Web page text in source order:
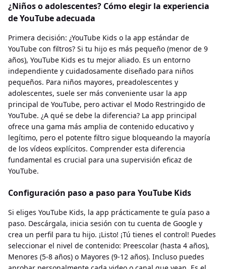
¿Niños o adolescentes? Cómo elegir la experiencia
de YouTube adecuada
Primera decisión: ¿YouTube Kids o la app estándar de
YouTube con filtros? Si tu hijo es más pequeño (menor de 9
años), YouTube Kids es tu mejor aliado. Es un entorno
independiente y cuidadosamente diseñado para niños
pequeños. Para niños mayores, preadolescentes y
adolescentes, suele ser más conveniente usar la app
principal de YouTube, pero activar el Modo Restringido de
YouTube. ¿A qué se debe la diferencia? La app principal
ofrece una gama más amplia de contenido educativo y
legítimo, pero el potente filtro sigue bloqueando la mayoría
de los vídeos explícitos. Comprender esta diferencia
fundamental es crucial para una supervisión eficaz de
YouTube.
Configuración paso a paso para YouTube Kids
Si eliges YouTube Kids, la app prácticamente te guía paso a
paso. Descárgala, inicia sesión con tu cuenta de Google y
crea un perfil para tu hijo. ¡Listo! ¡Tú tienes el control! Puedes
seleccionar el nivel de contenido: Preescolar (hasta 4 años),
Menores (5-8 años) o Mayores (9-12 años). Incluso puedes